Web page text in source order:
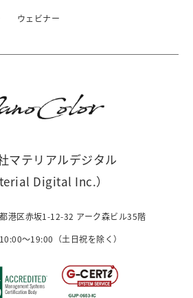
ウェビナー
マテリアルデジタル
Digital Inc.）
港区赤坂1-12-32 アーク森ビル35階
〜19:00（土日祝を除く）